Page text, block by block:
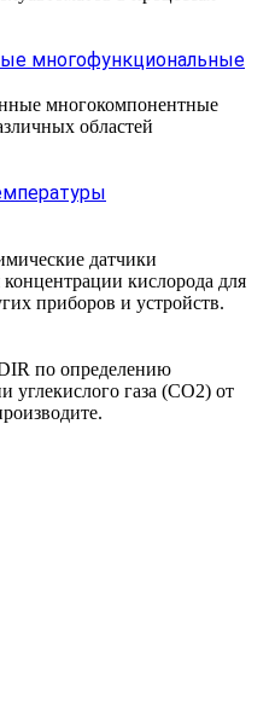
многофункциональные
многокомпонентные
областей
датчики
кислорода для
приборов и устройств.
по определению
углекислого газа (СО2) от